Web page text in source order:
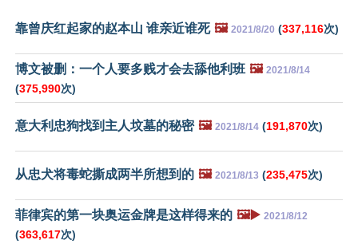
靠曾庆红起家的赵本山 谁亲近谁死 🖼️ 2021/8/20 (337,116次)
博文被删：一个人要多贱才会去舔他利班 🖼️ 2021/8/14
(375,990次)
意大利忠狗找到主人坟墓的秘密 🖼️ 2021/8/14 (191,870次)
从忠犬将毒蛇撕成两半所想到的 🖼️ 2021/8/13 (235,475次)
菲律宾的第一块奥运金牌是这样得来的 🖼️▶️ 2021/8/12
(363,617次)